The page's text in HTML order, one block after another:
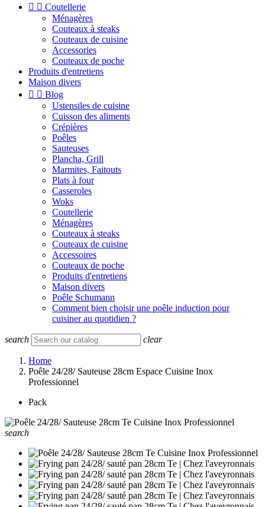
  Coutellerie
Ménagères
Couteaux à steaks
Couteaux de cuisine
Accessories
Couteaux de poche
Produits d'entretiens
Maison divers
  Blog
Ustensiles de cuisine
Cuisson des aliments
Crépières
Poêles
Sauteuses
Plancha, Grill
Marmites, Faitouts
Plats à four
Casseroles
Woks
Coutellerie
Ménagères
Couteaux à steaks
Couteaux de cuisine
Accessoires
Couteaux de poche
Produits d'entretiens
Maison divers
Poêle Schumann
Comment bien choisir une poêle induction pour
cuisiner au quotidien ?
search clear
Home
Poêle 24/28/ Sauteuse 28cm Espace Cuisine Inox
Professionnel
Pack
search